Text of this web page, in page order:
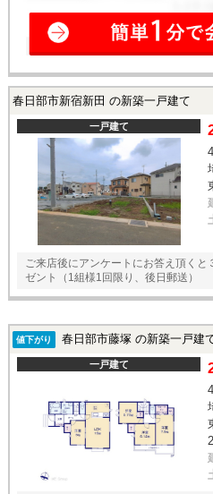
春日部市新宿新田 の新築一戸建て
一戸建て
ご来店後にアンケートにお答え頂く
ゼント（1組様1回限り、後日郵送）
値下がり 春日部市藤塚 の新築一戸建
一戸建て